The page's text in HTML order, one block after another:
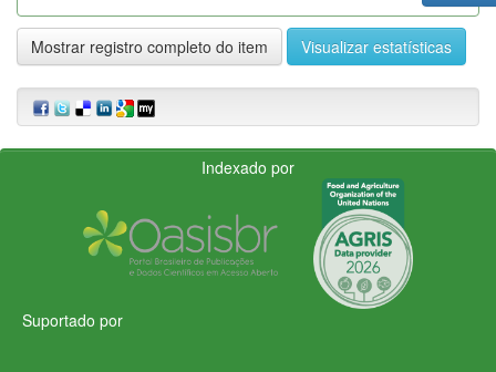
Mostrar registro completo do item Visualizar estatísticas
Indexado por
Suportado por